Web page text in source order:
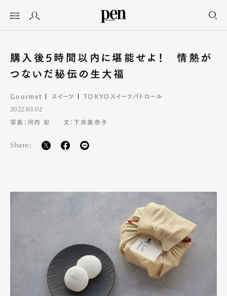
購入後5時間以内に堪能せよ！ 情熱が
つないだ秘伝の生大福
Gourmet スイーツ TOKYOスイーツパトロール
2022.03.02
写真：河内 彩
文：下井美奈子
Share: